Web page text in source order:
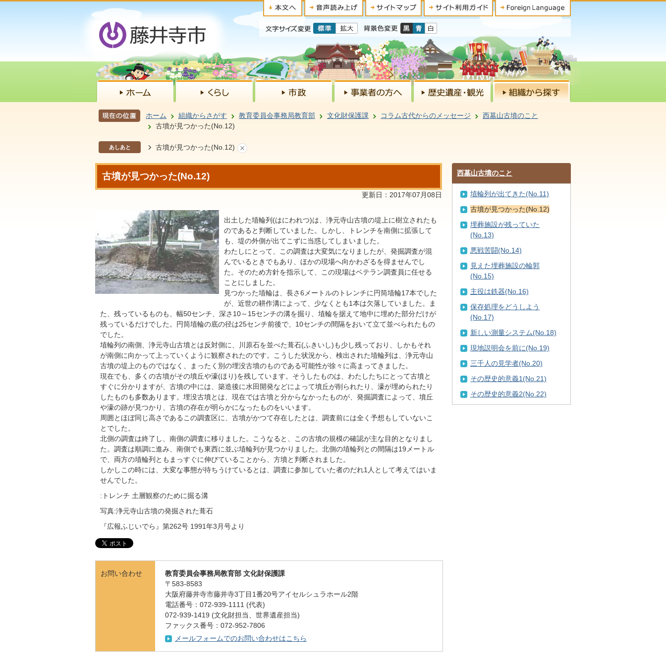
ホーム 組織からさがす 教育委員会事務局教育部 文化財保護課 コラム古代からのメッセージ
西墓山古墳のこと
古墳が見つかった(No.12)
あしあと 古墳が見つかった(No.12)
古墳が見つかった(No.12)
更新日：2017年07月08日
出土した埴輪列(はにわれつ)は、浄元寺山古墳の堤上に樹立されたも
のであると判断していました。しかし、トレンチを南側に拡張して
も、堤の外側が出てこずに当惑してしまいました。
わたしにとって、この調査は大変気になりましたが、発掘調査が混
んでいるときでもあり、ほかの現場へ向かわざるを得ませんでし
た。そのため方針を指示して、この現場はベテラン調査員に任せる
ことにしました。
見つかった埴輪は、長さ6メートルのトレンチに円筒埴輪17本でした
が、近世の耕作溝によって、少なくとも1本は欠落していました。ま
た、残っているものも、幅50センチ、深さ10～15センチの溝を掘り、埴輪を据えて地中に埋めた部分だけが
残っているだけでした。円筒埴輪の底の径は25センチ前後で、10センチの間隔をおいて立て並べられたもの
でした。
埴輪列の南側、浄元寺山古墳とは反対側に、川原石を並べた葺石(ふきいし)も少し残っており、しかもそれ
が南側に向かって上っていくように観察されたのです。こうした状況から、検出された埴輪列は、浄元寺山
古墳の堤上のものではなく、まったく別の埋没古墳のものである可能性が徐々に高まってきました。
現在でも、多くの古墳がその墳丘や濠(ほり)を残しています。そうしたものは、わたしたちにとって古墳と
すぐに分かりますが、古墳の中には、築造後に水田開発などによって墳丘が削られたり、濠が埋められたり
したものも多数あります。埋没古墳とは、現在では古墳と分からなかったものが、発掘調査によって、墳丘
や濠の跡が見つかり、古墳の存在が明らかになったものをいいます。
周囲とほぼ同じ高さであるこの調査区に、古墳がかつて存在したとは、調査前には全く予想もしていないこ
とでした。
北側の調査は終了し、南側の調査に移りました。こうなると、この古墳の規模の確認が主な目的となりまし
た。調査は順調に進み、南側でも東西に並ぶ埴輪列が見つかりました。北側の埴輪列との間隔は19メートル
で、両方の埴輪列ともまっすぐに伸びていることから、方墳と判断されました。
しかしこの時には、大変な事態が待ちうけているとは、調査に参加していた者のだれ1人として考えてはいま
せんでした。
:トレンチ 土層観察のために掘る溝
写真:浄元寺山古墳の発掘された葺石
『広報ふじいでら』第262号 1991年3月号より
お問い合わせ
教育委員会事務局教育部 文化財保護課
〒583-8583
大阪府藤井寺市藤井寺3丁目1番20号アイセルシュラホール2階
電話番号：072-939-1111 (代表)
072-939-1419 (文化財担当、世界遺産担当)
ファックス番号：072-952-7806
メールフォームでのお問い合わせはこちら
西墓山古墳のこと
埴輪列が出てきた(No.11)
古墳が見つかった(No.12)
埋葬施設が残っていた
(No.13)
悪戦苦闘(No.14)
見えた埋葬施設の輪郭
(No.15)
主役は鉄器(No.16)
保存処理をどうしよう
(No.17)
新しい測量システム(No.18)
現地説明会を前に(No.19)
三千人の見学者(No.20)
その歴史的意義1(No.21)
その歴史的意義2(No.22)